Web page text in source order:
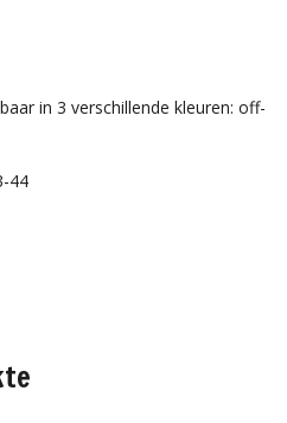
in 3 verschillende kleuren: off-
44